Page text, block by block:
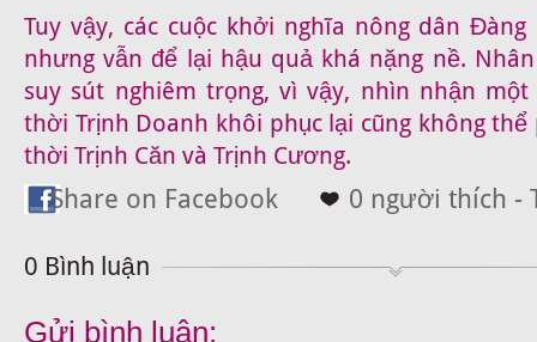
Tuy vậy, các cuộc khởi nghĩa nông dân
nhưng vẫn để lại hậu quả khá nặng nề.
suy sút nghiêm trọng, vì vậy, nhìn nhận
thời Trịnh Doanh khôi phục lại cũng không
thời Trịnh Căn và Trịnh Cương.
Share on Facebook 0 người thích -
0 Bình luận
Gửi bình luận: